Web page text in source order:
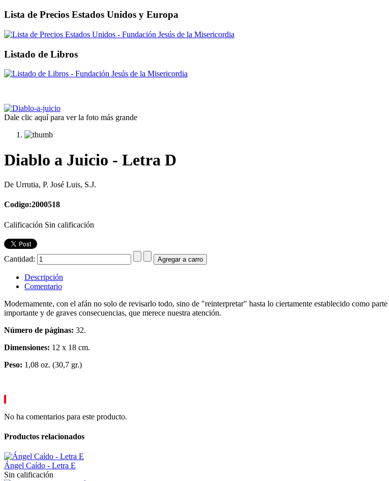
Lista de Precios Estados Unidos y Europa
Listado de Libros
Dale clic aquí para ver la foto más grande
Diablo a Juicio - Letra D
De Urrutia, P. José Luis, S.J.
Codigo:2000518
Calificación Sin calificación
Cantidad:
Descripción
Comentario
Modernamente, con el afán no solo de revisarlo todo, sino de "reinterpretar" hasta lo ciertamente establecido como
importante y de graves consecuencias, que merece nuestra atención.
Número de páginas: 32.
Dimensiones: 12 x 18 cm.
Peso: 1,08 oz. (30,7 gr.)
No ha comentarios para este producto.
Productos relacionados
Ángel Caído - Letra E
Sin calificación